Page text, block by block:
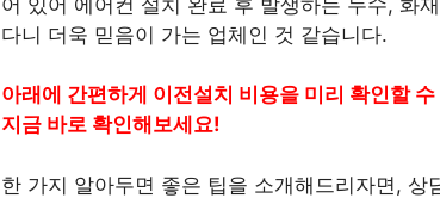
다니 더욱 믿음이 가는 업체인 것 같습니다.
아래에 간편하게 이전설치 비용을 미리 확인할
지금 바로 확인해보세요!
한 가지 알아두면 좋은 팁을 소개해드리자면,